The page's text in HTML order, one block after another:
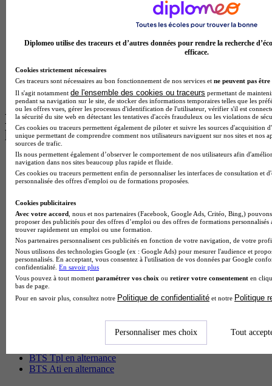
Licence Psychologie à Lille
Master Informatique à Paris
Master Psychologie à Angers
BTS Communication à Lyon
BTS Ndrc à Lyon
Les intitulés de diplôme par alternance
les plus recherchés
BTS Esf en alternance
BTS Dietetique en alternance
BTS Mco en alternance
BTS Sp3s en alternance
Master CCA en alternance
BTS Ndrc en alternance
BTS Sam en alternance
Cap Fleuriste en alternance
BTS Sio en alternance
MSc Marketing Digital en alternance
BTS Gpme en alternance
Cap Electricien en alternance
BTS Gpn en alternance
BTS Iris en alternance
BTS Tpl en alternance
BTS Ati en alternance
Diplomeo utilise des traceurs et d’autres données pour rendre la recherche
efficace.
Cookies strictement nécessaires
Ces traceurs sont nécessaires au bon fonctionnement de nos services et ne peuvent pas être
Il s'agit notamment de l'ensemble des cookies ou traceurs permettant de
pendant sa navigation sur le site, de stocker des informations temporaires telles que les
ou les offres vues, gérer les processus d'identification de l'utilisateur, vérifier s'il est
la sécurité du site web en détectant les tentatives d'accès frauduleux ou les violations de
Ces cookies ou traceurs permettent également de piloter et suivre les sources d'acquisition
unique permettant de comprendre comment nos utilisateurs naviguent sur nos sites et nos
sources de trafic.
Ils nous permettent également d’observer le comportement de nos utilisateurs afin
navigation dans nos sites beaucoup plus rapide et fluide.
Ces cookies ou traceurs permettent enfin de personnaliser les interfaces de consultation et
personnalisée des offres d'emploi ou de formations proposées.
Cookies publicitaires
Avec votre accord , nous et nos partenaires (Facebook, Google Ads, Critéo, Bing,)
proposer des publicités pour des offres d’emploi ou des offres de formations
trouver rapidement un emploi ou une formation.
Nos partenaires personnalisent ces publicités en fonction de votre navigation, de votre
Nous utilisons des technologies Google (ex : Google Ads) pour mesurer l'audience et
personnalisés. En acceptant, vous consentez à l'utilisation de vos données par Google
confidentialité. En savoir plus
Vous pouvez à tout moment paramétrer vos choix ou retirer votre consentement en
bas de page.
Pour en savoir plus, consultez notre Politique de confidentialité et notre Politique
Personnaliser mes choix Tout